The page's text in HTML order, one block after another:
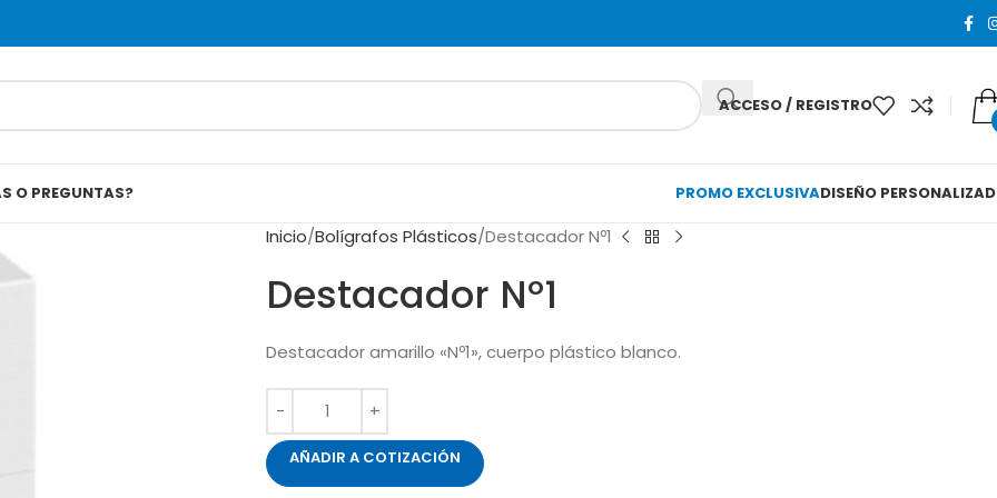
ACCESO / REGISTRO
O PREGUNTAS? PROMO EXCLUSIVADISEÑO
Inicio Bolígrafos Plásticos Destacador Nº1
Destacador Nº1
Destacador amarillo «Nº1», cuerpo plástico blanco.
AÑADIR A COTIZACIÓN